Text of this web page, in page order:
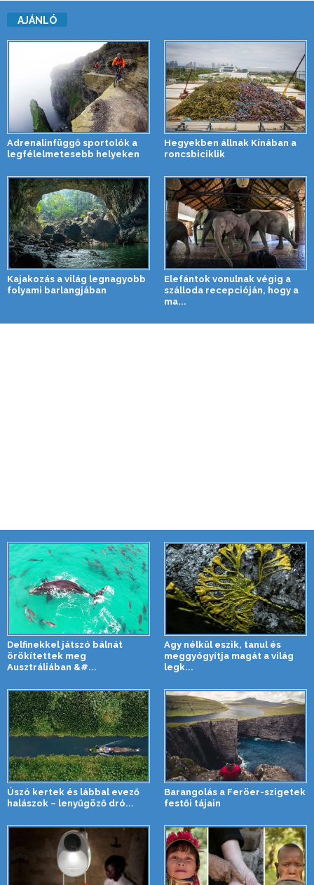
AJÁNLÓ
Adrenalinfüggő sportolók a
legfélelmetesebb helyeken
Hegyekben állnak Kínában a
roncsbiciklik
Kajakozás a világ legnagyobb
folyami barlangjában
Elefántok vonulnak végig a
szálloda recepcióján, hogy a
ma...
Delfinekkel játszó bálnát
örökítettek meg
Ausztráliában &#...
Agy nélkül eszik, tanul és
meggyógyítja magát a világ
legk...
Úszó kertek és lábbal evező
halászok – lenyűgöző dró...
Barangolás a Feröer-szigetek
festői tájain